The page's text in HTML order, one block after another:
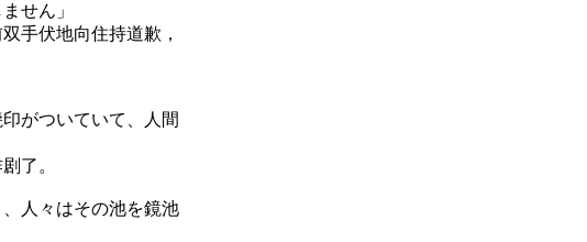
せん」
手伏地向住持道歉，
がついていて、人間
了。
人々はその池を鏡池